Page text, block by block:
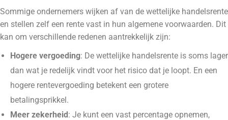
Sommige ondernemers wijken af van de wettelijke handelsrente
en stellen zelf een rente vast in hun algemene voorwaarden. Dit
kan om verschillende redenen aantrekkelijk zijn:
Hogere vergoeding: De wettelijke handelsrente is soms lager
dan wat je redelijk vindt voor het risico dat je loopt. En een
hogere rentevergoeding betekent een grotere
betalingsprikkel.
Meer zekerheid: Je kunt een vast percentage opnemen,